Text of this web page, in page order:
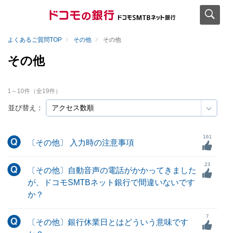
よくあるご質問TOP その他 その他
その他
並び替え：
1 ～ 10件（全19件）
〔その他〕 入力時の注意事項
161
〔その他〕自動音声の電話がかかってきました
が、ドコモSMTBネット銀行で間違いないです
か？
23
〔その他〕銀行休業日とはどういう意味です
7